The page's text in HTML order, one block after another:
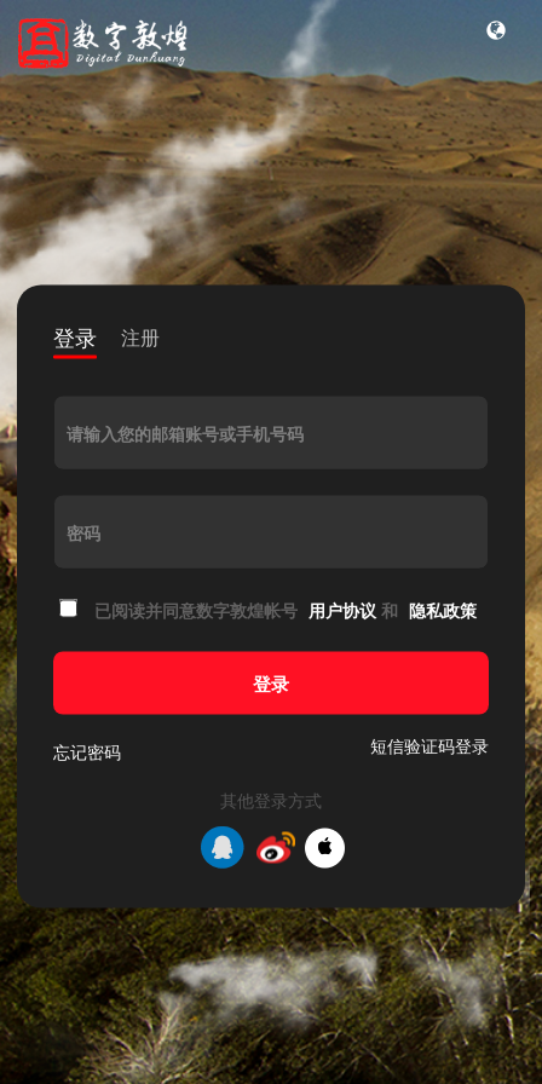
登录 注册
请输入您的邮箱账号或手机号码
密码
已阅读并同意数字敦煌帐号 用户协议 和 隐私政策
登录
忘记密码 短信验证码登录
其他登录方式